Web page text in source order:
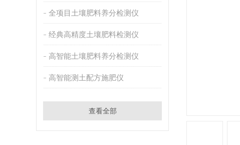
全项目土壤肥料养分检测仪
经典高精度土壤肥料检测仪
高智能土壤肥料养分检测仪
高智能测土配方施肥仪
查看全部